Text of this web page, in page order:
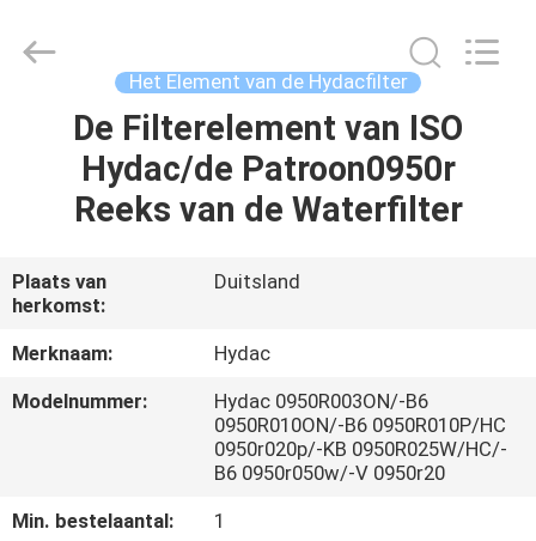
PRODUCTEN
ONGEVEER
ONS
FABRIEKSREIS
KWALITEITSCONTROLE
Electronic
Limited.
Het Element van de Hydacfilter
De Filterelement van ISO
Hydac/de Patroon0950r
Reeks van de Waterfilter
Plaats van
herkomst:
Duitsland
Merknaam:
Hydac
Modelnummer:
Hydac 0950R003ON/-B6
0950R010ON/-B6 0950R010P/HC
0950r020p/-KB 0950R025W/HC/-
B6 0950r050w/-V 0950r20
Min. bestelaantal:
1